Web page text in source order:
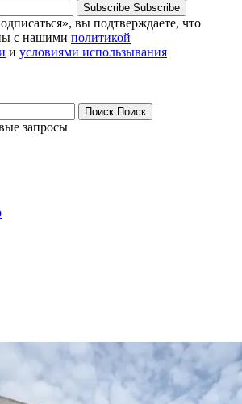
Subscribe Subscribe
вы подтверждаете, что
с нашими политикой
и условиями использывания
Поиск Поиск
запросы